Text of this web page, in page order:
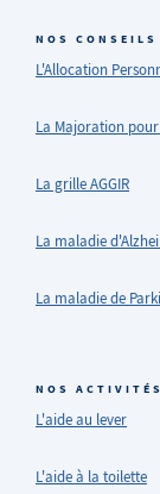
NOS CONSEILS
L'Allocation
La Majoration
La grille AGGIR
La maladie
La maladie de
NOS ACTIVITÉS
L'aide au lever
L'aide à la toilette